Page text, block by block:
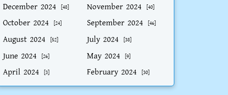
December 2024 [48] November 2024 [40]
October 2024 [24] September 2024 [46]
August 2024 [52] July 2024 [38]
June 2024 [26] May 2024 [9]
April 2024 [3] February 2024 [30]